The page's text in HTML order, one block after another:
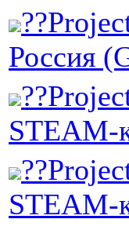
Россия
STEAM-
STEAM-